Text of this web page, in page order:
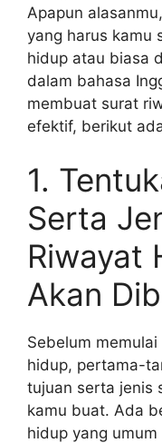
Apapun
yang harus kamu
hidup atau biasa
dalam bahasa
membuat surat
efektif, berikut
1.
Serta
Riwayat
Akan
Sebelum
hidup, pertama-
tujuan serta jenis
kamu buat. Ada
hidup yang